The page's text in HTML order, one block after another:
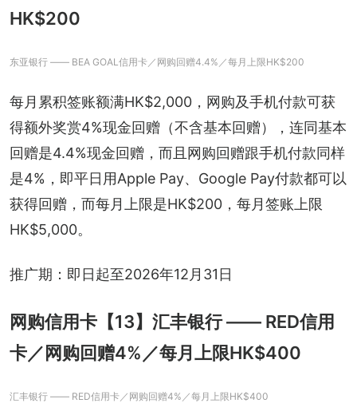
HK$200
东亚银行 —— BEA GOAL信用卡／网购回赠4.4%／每月上限HK$200
每月累积签账额满HK$2,000，网购及手机付款可获
得额外奖赏4%现金回赠（不含基本回赠），连同基本
回赠是4.4%现金回赠，而且网购回赠跟手机付款同样
是4%，即平日用Apple Pay、Google Pay付款都可以
获得回赠，而每月上限是HK$200，每月签账上限
HK$5,000。
推广期：即日起至2026年12月31日
网购信用卡【13】汇丰银行 —— RED信用
卡／网购回赠4%／每月上限HK$400
汇丰银行 —— RED信用卡／网购回赠4%／每月上限HK$400